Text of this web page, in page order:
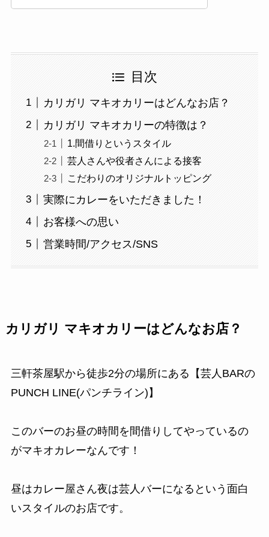
目次
カリガリ マキオカリーはどんなお店？
カリガリ マキオカリーの特徴は？
1.間借りというスタイル
芸人さんや役者さんによる接客
こだわりのオリジナルトッピング
実際にカレーをいただきました！
お客様への思い
営業時間/アクセス/SNS
カリガリ マキオカリーはどんなお店？
三軒茶屋駅から徒歩2分の場所にある【芸人BARの
PUNCH LINE(パンチライン)】
このバーのお昼の時間を間借りしてやっているの
がマキオカレーなんです！
昼はカレー屋さん夜は芸人バーになるという面白
いスタイルのお店です。